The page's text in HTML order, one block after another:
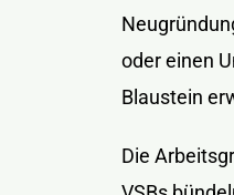
oder einen
Blaustein
Die